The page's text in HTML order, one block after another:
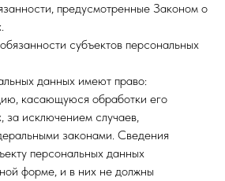
предусмотренные Законом о
субъектов персональных
данных имеют право:
касающуюся обработки его
за исключением случаев,
законами. Сведения
персональных данных
форме, и в них не должны